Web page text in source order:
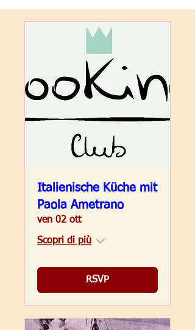
Italienische Küche mit
Paola Ametrano
ven 02 ott
Scopri di più
RSVP